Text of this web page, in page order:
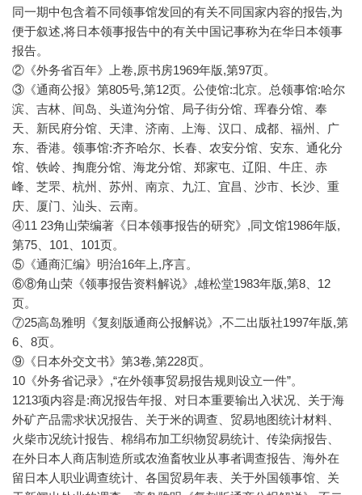
同一期中包含着不同领事馆发回的有关不同国家内容的报告,为
便于叙述,将日本领事报告中的有关中国记事称为在华日本领事
报告。
②《外务省百年》上卷,原书房1969年版,第97页。
③《通商公报》第805号,第12页。公使馆:北京。总领事馆:哈尔
滨、吉林、间岛、头道沟分馆、局子街分馆、珲春分馆、奉
天、新民府分馆、天津、济南、上海、汉口、成都、福州、广
东、香港。领事馆:齐齐哈尔、长春、农安分馆、安东、通化分
馆、铁岭、掏鹿分馆、海龙分馆、郑家屯、辽阳、牛庄、赤
峰、芝罘、杭州、苏州、南京、九江、宜昌、沙市、长沙、重
庆、厦门、汕头、云南。
④11 23角山荣编著《日本领事报告的研究》,同文馆1986年版,
第75、101、101页。
⑤《通商汇编》明治16年上,序言。
⑥⑧角山荣《领事报告资料解说》,雄松堂1983年版,第8、12
页。
⑦25高岛雅明《复刻版通商公报解说》,不二出版社1997年版,第
6、8页。
⑨《日本外交文书》第3卷,第228页。
10《外务省记录》,“在外领事贸易报告规则设立一件”。
1213项内容是:商况报告年报、对日本重要输出入状况、关于海
外矿产品需求状况报告、关于米的调查、贸易地图统计材料、
火柴市况统计报告、棉绢布加工织物贸易统计、传染病报告、
在外日本人商店制造所或农渔畜牧业从事者调查报告、海外在
留日本人职业调查统计、各国贸易年表、关于外国领事馆、关